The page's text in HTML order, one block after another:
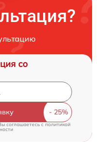
со
соглашаетесь cполитикой